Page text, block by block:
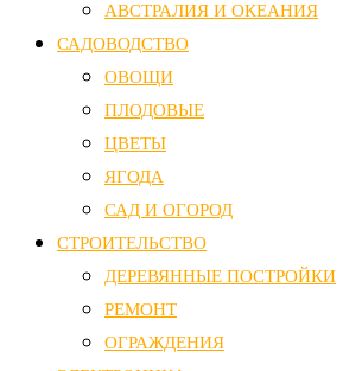
АВСТРАЛИЯ И ОКЕАНИЯ
САДОВОДСТВО
ОВОЩИ
ПЛОДОВЫЕ
ЦВЕТЫ
ЯГОДА
САД И ОГОРОД
СТРОИТЕЛЬСТВО
ДЕРЕВЯННЫЕ ПОСТРОЙКИ
РЕМОНТ
ОГРАЖДЕНИЯ